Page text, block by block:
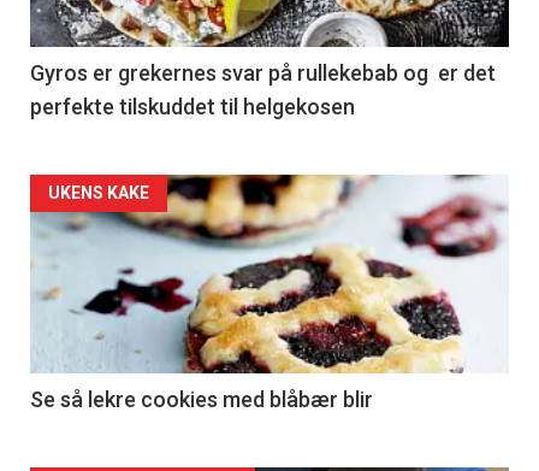
Gyros er grekernes svar på rullekebab og er det
perfekte tilskuddet til helgekosen
Forsiden
akkurat
nå
2
UKENS KAKE
Se så lekre cookies med blåbær blir